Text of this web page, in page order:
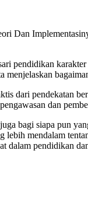
Dan
pendidikan
dari pendekatan
dan
bagi siapa pun
mendalam
dalam pendidikan